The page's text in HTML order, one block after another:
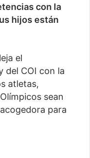
con la
hijos están
el
del COI con la
atletas,
sean
para